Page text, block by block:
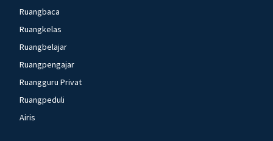
Ruangbaca
Ruangkelas
Ruangbelajar
Ruangpengajar
Ruangguru Privat
Ruangpeduli
Airis